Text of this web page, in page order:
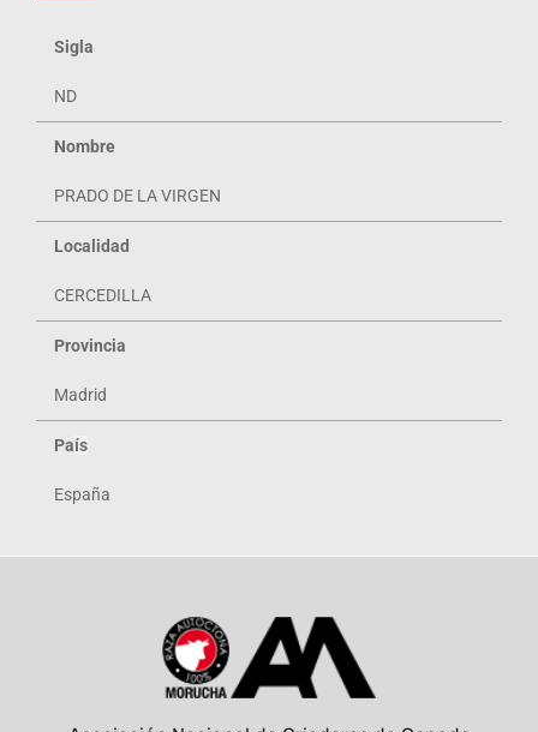
Sigla
ND
Nombre
PRADO DE LA VIRGEN
Localidad
CERCEDILLA
Provincia
Madrid
País
España